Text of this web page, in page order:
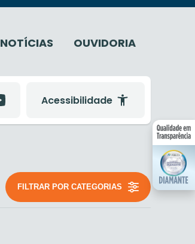
NOTÍCIAS OUVIDORIA
Acessibilidade
FILTRAR POR CATEGORIAS